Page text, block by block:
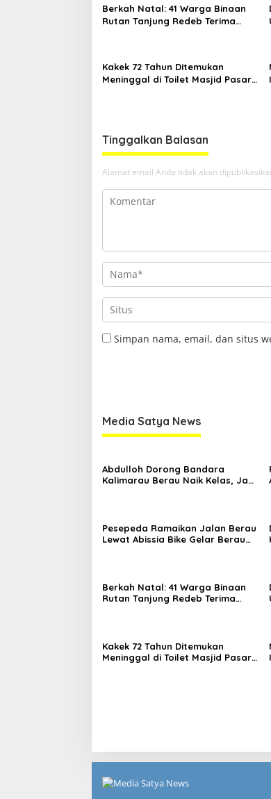
Berkah Natal: 41 Warga Binaan
Rutan Tanjung Redeb Terima
Kakek 72 Tahun Ditemukan
Meninggal di Toilet Masjid Pasar
Tinggalkan Balasan
Alamat email Anda tidak akan
Simpan nama, email, dan situs
Media Satya News
Abdulloh Dorong Bandara
Kalimarau Berau Naik Kelas, Jadi
Pesepeda Ramaikan Jalan Berau
Lewat Abissia Bike Gelar Berau
Berkah Natal: 41 Warga Binaan
Rutan Tanjung Redeb Terima
Kakek 72 Tahun Ditemukan
Meninggal di Toilet Masjid Pasar